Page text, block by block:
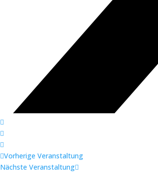
Vorherige Veranstaltung
Nächste Veranstaltung